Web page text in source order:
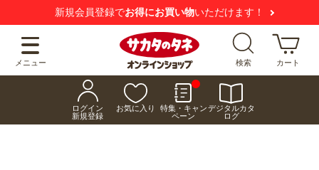
新規会員登録でお得にお買い物いただけます！
メニュー 検索 カート
ログイン
新規登録
お気に入り
特集・キャン
ペーン
デジタルカタ
ログ